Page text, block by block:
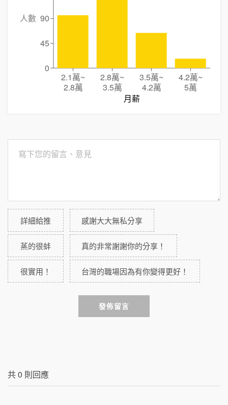
2.1萬~
2.8萬
2.8萬~
3.5萬
3.5萬~
4.2萬
4.2萬~
5萬
月薪
0
45
90
人數
詳細給推 感謝大大無私分享
蒸的很蚌 真的非常謝謝你的分享！
很實用！ 台灣的職場因為有你變得更好！
發佈留言
共0 則回應